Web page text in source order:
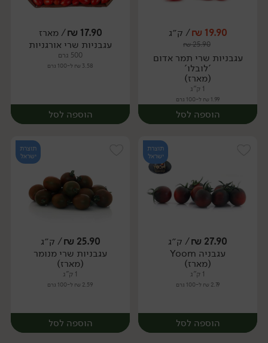
מארז יח׳
19.90
₪/ ק״ג
25.90
₪
עגבניות שרי תמר אדום
'לובלו'
(מארז)
1 ק"ג
1.99 ₪ ל-100 גרם
הוספה לסל
מארז
17.90
₪/ מארז
עגבניות שרי אורגניות
500 גרם
3.58 ₪ ל-100 גרם
הוספה לסל
מארז
תוצרת
ישראל
27.90
₪/ ק״ג
עגבניה Yoom
(מארז)
1 ק"ג
2.79 ₪ ל-100 גרם
הוספה לסל
תוצרת
ישראל
25.90
₪/ ק״ג
עגבניות שרי מנומר
(מארז)
1 ק"ג
2.59 ₪ ל-100 גרם
הוספה לסל